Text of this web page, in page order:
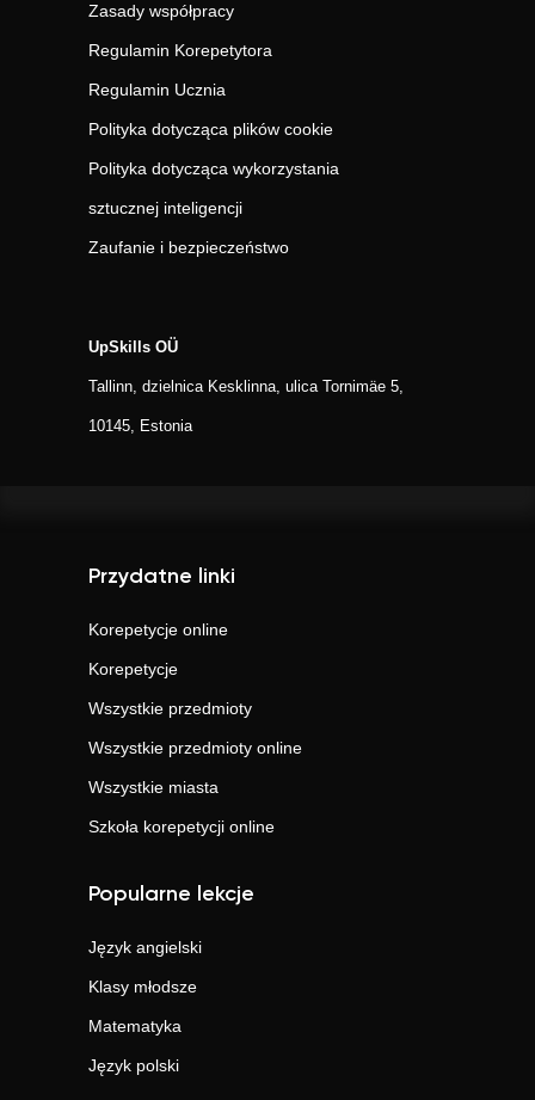
Zasady współpracy
Regulamin Korepetytora
Regulamin Ucznia
Polityka dotycząca plików cookie
Polityka dotycząca wykorzystania
sztucznej inteligencji
Zaufanie i bezpieczeństwo
UpSkills OÜ
Tallinn, dzielnica Kesklinna, ulica Tornimäe 5,
10145, Estonia
Przydatne linki
Korepetycje online
Korepetycje
Wszystkie przedmioty
Wszystkie przedmioty online
Wszystkie miasta
Szkoła korepetycji online
Popularne lekcje
Język angielski
Klasy młodsze
Matematyka
Język polski